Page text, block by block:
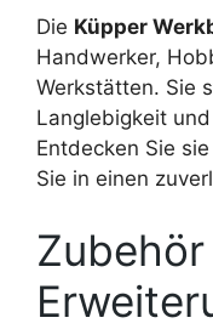
Die Küpper
Handwerker,
Werkstätten. Sie
Langlebigkeit
Entdecken Sie
Sie in einen